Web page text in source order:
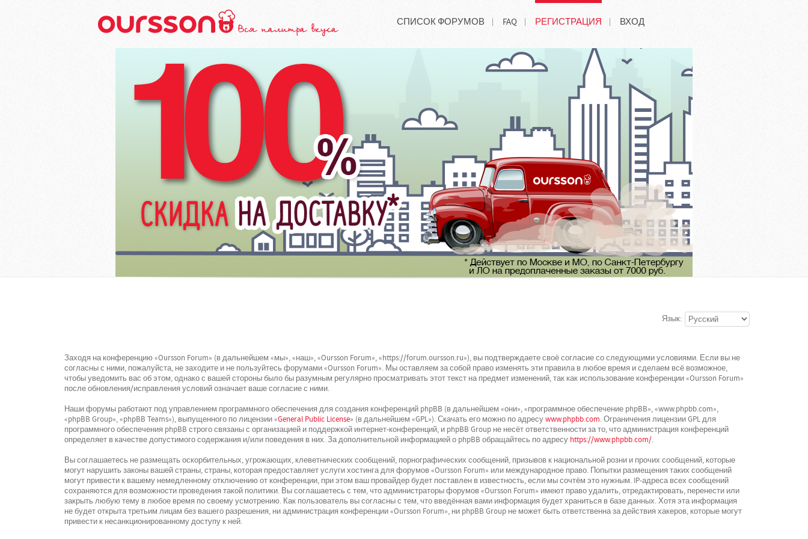
СПИСОК ФОРУМОВ FAQ РЕГИСТРАЦИЯ ВХОД
Язык:
Заходя на конференцию «Oursson Forum» (в дальнейшем «мы», «наш», «Oursson Forum», «https://forum.oursson.ru»), вы подтверждаете своё согласие со следующими условиями. Если вы не
согласны с ними, пожалуйста, не заходите и не пользуйтесь форумами «Oursson Forum». Мы оставляем за собой право изменять эти правила в любое время и сделаем всё возможное,
чтобы уведомить вас об этом, однако с вашей стороны было бы разумным регулярно просматривать этот текст на предмет изменений, так как использование конференции «Oursson Forum»
после обновления/исправления условий означает ваше согласие с ними.
Наши форумы работают под управлением программного обеспечения для создания конференций phpBB (в дальнейшем «они», «программное обеспечение phpBB», «www.phpbb.com»,
«phpBB Group», «phpBB Teams»), выпущенного по лицензии «General Public License» (в дальнейшем «GPL»). Скачать его можно по адресуwww.phpbb.com. Ограничения лицензии GPL для
программного обеспечения phpBB строго связаны с организацией и поддержкой интернет-конференций, и phpBB Group не несёт ответственности за то, что администрация конференций
определяет в качестве допустимого содержания и/или поведения в них. За дополнительной информацией о phpBB обращайтесь по адресу https://www.phpbb.com/.
Вы соглашаетесь не размещать оскорбительных, угрожающих, клеветнических сообщений, порнографических сообщений, призывов к национальной розни и прочих сообщений, которые
могут нарушить законы вашей страны, страны, которая предоставляет услуги хостинга для форумов «Oursson Forum» или международное право. Попытки размещения таких сообщений
могут привести к вашему немедленному отключению от конференции, при этом ваш провайдер будет поставлен в известность, если мы сочтём это нужным. IP-адреса всех сообщений
сохраняются для возможности проведения такой политики. Вы соглашаетесь с тем, что администраторы форумов «Oursson Forum» имеют право удалить, отредактировать, перенести или
закрыть любую тему в любое время по своему усмотрению. Как пользователь вы согласны с тем, что введённая вами информация будет храниться в базе данных. Хотя эта информация
не будет открыта третьим лицам без вашего разрешения, ни администрация конференции «Oursson Forum», ни phpBB Group не может быть ответственна за действия хакеров, которые могут
привести к несанкционированному доступу к ней.